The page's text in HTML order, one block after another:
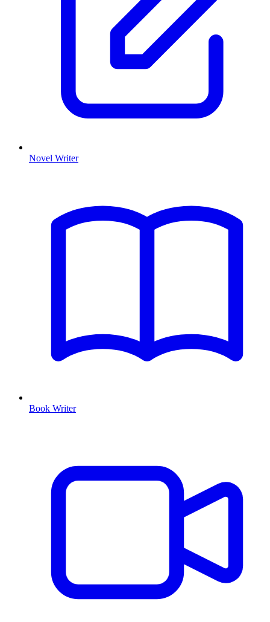
Novel Writer
Book Writer